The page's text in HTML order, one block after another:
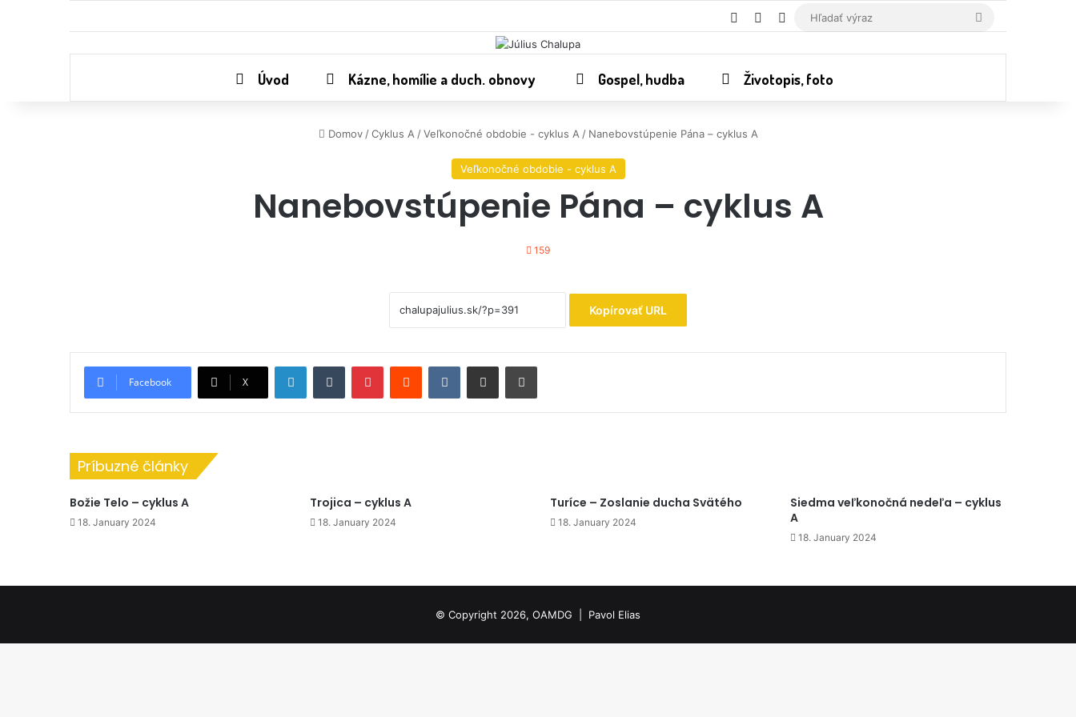
RSS Random Article
Switch skin
Hľadať
Úvod Kázne, homílie a duch. obnovy Gospel, hudba Životopis, foto
Domov / Cyklus A / Veľkonočné obdobie - cyklus A / Nanebovstúpenie Pána – cyklus A
Veľkonočné obdobie - cyklus A
Nanebovstúpenie Pána – cyklus A
159
Kopírovať URL
Facebook X
LinkedInTumblr PinterestReddit VKontakteZdieľať cez email Tlačiť
Príbuzné články
Božie Telo – cyklus A
18. January 2024
Trojica – cyklus A
18. January 2024
Turíce – Zoslanie ducha Svätého
18. January 2024
Siedma veľkonočná nedeľa – cyklus
A
18. January 2024
© Copyright 2026, OAMDG | Pavol Elias